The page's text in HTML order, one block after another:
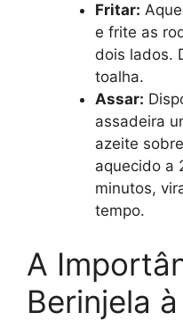
Fritar:
e frite as
dois lados.
toalha.
Assar:
assadeira
azeite
aquecido a
minutos,
tempo.
A
Berinjela